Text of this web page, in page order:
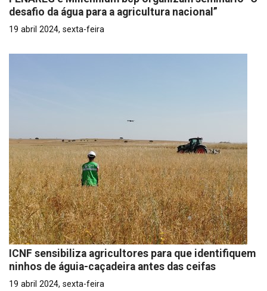
desafio da água para a agricultura nacional”
19 abril 2024, sexta-feira
ICNF sensibiliza agricultores para que identifiquem
ninhos de águia-caçadeira antes das ceifas
19 abril 2024, sexta-feira